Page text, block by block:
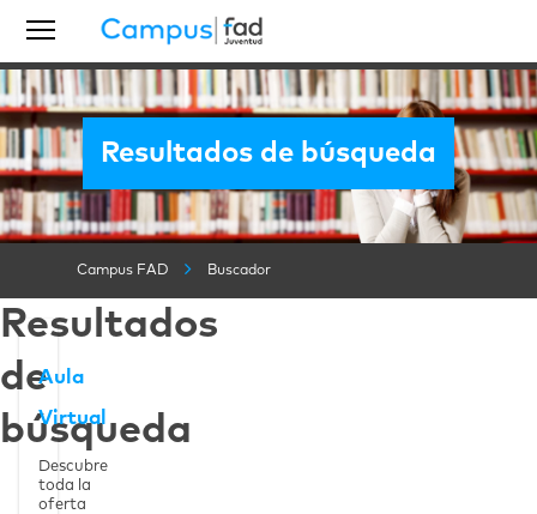
Resultados de búsqueda
Campus FAD Buscador
Resultados
de
búsqueda
Aula
Virtual
Descubre
toda la
oferta